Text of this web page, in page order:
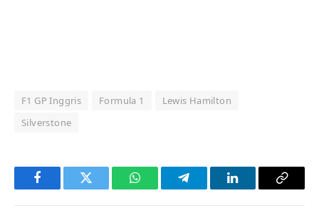
F1 GP Inggris Formula 1
Lewis Hamilton
Silverstone
FacebookTwitter WhatsAppTelegramLinkedInCopy